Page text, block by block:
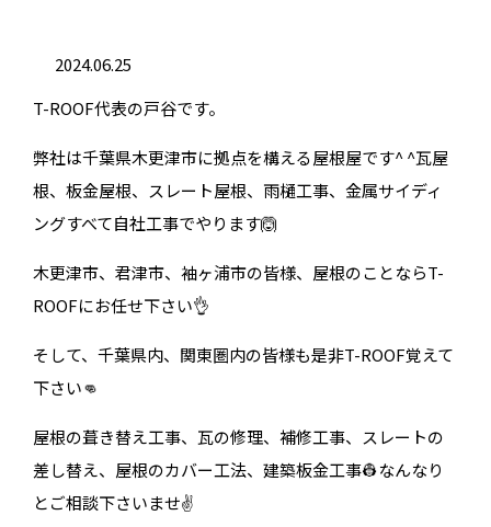
2024.06.25
T-ROOF代表の戸谷です。
弊社は千葉県木更津市に拠点を構える屋根屋です^ ^瓦屋
根、板金屋根、スレート屋根、雨樋工事、金属サイディ
ングすべて自社工事でやります🙆
木更津市、君津市、袖ヶ浦市の皆様、屋根のことならT-
ROOFにお任せ下さい👌
そして、千葉県内、関東圏内の皆様も是非T-ROOF覚えて
下さい👊
屋根の葺き替え工事、瓦の修理、補修工事、スレートの
差し替え、屋根のカバー工法、建築板金工事👷なんなり
とご相談下さいませ✌️